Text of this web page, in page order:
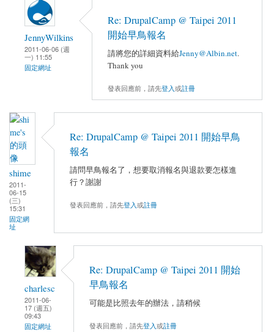
JennyWilkins
2011-06-06 (週
一) 11:55
固定網址
Re: DrupalCamp @ Taipei 2011
開始早鳥報名
請將您的詳細資料給Jenny@Albin.net.
Thank you
發表回應前，請先登入或註冊
shime
2011-
06-15
(三)
15:31
固定網
址
Re: DrupalCamp @ Taipei 2011 開始早鳥
報名
請問早鳥報名了，想要取消報名與退款要怎樣進
行？謝謝
發表回應前，請先登入或註冊
charlesc
2011-06-
17 (週五)
09:43
固定網址
Re: DrupalCamp @ Taipei 2011 開始
早鳥報名
可能是比照去年的辦法，請稍候
發表回應前，請先登入或註冊